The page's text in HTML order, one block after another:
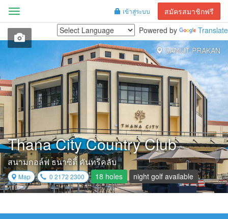
เข้าสู่ระบบ สมัครสมาชิกฟรี
Menu
Powered by
Translate
SAMUT PRAKAN
Thana City Country Club
สนามกอล์ฟ ธนาซิตี้ คันทรีคลับ
Map 0 2172 2300 18 holes night golf available